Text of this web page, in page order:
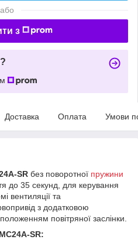
або
з
Доставка Оплата Умови
SR без поворотної пружини
до 35 секунд, для керування
вентиляції та
з додатковою
повітряної заслінки.
SR: